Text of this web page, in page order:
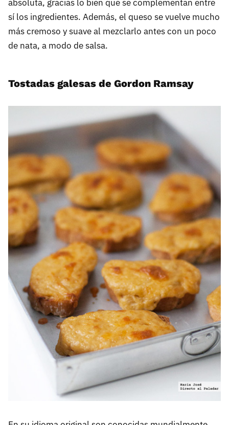
absoluta, gracias lo bien que se complementan entre
sí los ingredientes. Además, el queso se vuelve mucho
más cremoso y suave al mezclarlo antes con un poco
de nata, a modo de salsa.
Tostadas galesas de Gordon Ramsay